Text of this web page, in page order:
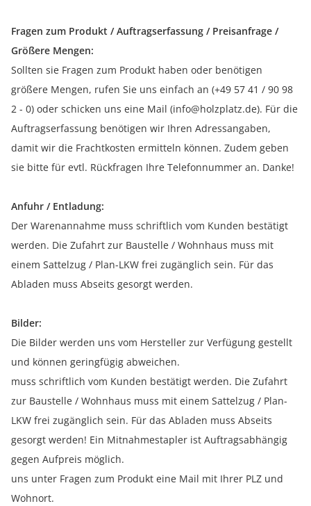
Fragen zum Produkt / Auftragserfassung / Preisanfrage /
Größere Mengen:
Sollten sie Fragen zum Produkt haben oder benötigen
größere Mengen, rufen Sie uns einfach an (+49 57 41 / 90 98
2 - 0) oder schicken uns eine Mail (info@holzplatz.de). Für die
Auftragserfassung benötigen wir Ihren Adressangaben,
damit wir die Frachtkosten ermitteln können. Zudem geben
sie bitte für evtl. Rückfragen Ihre Telefonnummer an. Danke!
Anfuhr / Entladung:
Der Warenannahme muss schriftlich vom Kunden bestätigt
werden. Die Zufahrt zur Baustelle / Wohnhaus muss mit
einem Sattelzug / Plan-LKW frei zugänglich sein. Für das
Abladen muss Abseits gesorgt werden.
Bilder:
Die Bilder werden uns vom Hersteller zur Verfügung gestellt
und können geringfügig abweichen.
muss schriftlich vom Kunden bestätigt werden. Die Zufahrt
zur Baustelle / Wohnhaus muss mit einem Sattelzug / Plan-
LKW frei zugänglich sein. Für das Abladen muss Abseits
gesorgt werden! Ein Mitnahmestapler ist Auftragsabhängig
gegen Aufpreis möglich.
uns unter Fragen zum Produkt eine Mail mit Ihrer PLZ und
Wohnort.